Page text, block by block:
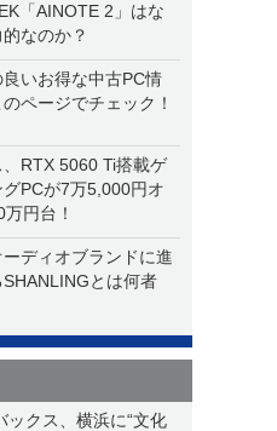
「AINOTE 2」はな
なのか？
いお得な中古PC情
ページでチェック！
、RTX 5060 Ti搭載ゲ
グPCが7万5,000円オ
円台！
ディオブランドに進
とは何者
ックス、横浜に“文化